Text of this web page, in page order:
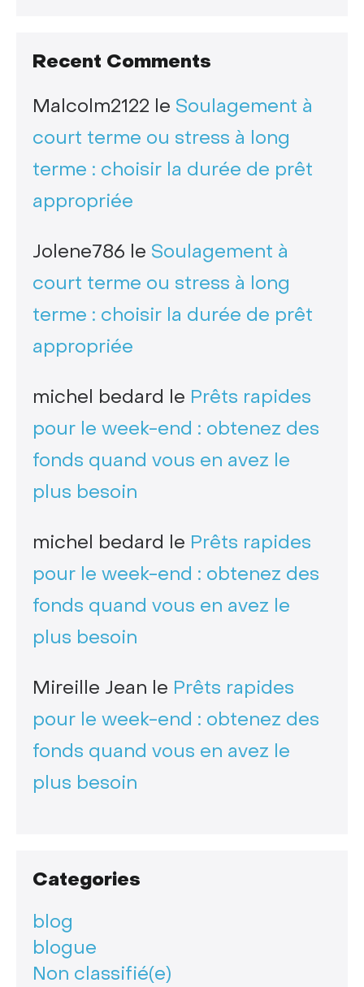
Recent Comments
Malcolm2122 le Soulagement à
court terme ou stress à long
terme : choisir la durée de prêt
appropriée
Jolene786 le Soulagement à
court terme ou stress à long
terme : choisir la durée de prêt
appropriée
michel bedard le Prêts rapides
pour le week-end : obtenez des
fonds quand vous en avez le
plus besoin
michel bedard le Prêts rapides
pour le week-end : obtenez des
fonds quand vous en avez le
plus besoin
Mireille Jean le Prêts rapides
pour le week-end : obtenez des
fonds quand vous en avez le
plus besoin
Categories
blog
blogue
Non classifié(e)